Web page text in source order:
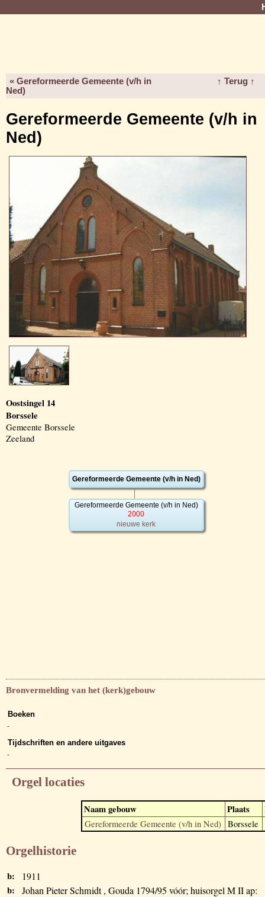
« Gereformeerde Gemeente (v/h in
Ned)
↑ Terug ↑
Gereformeerde Gemeente (v/h in
Ned)
Oostsingel 14
Borssele
Gemeente Borssele
Zeeland
Gereformeerde Gemeente (v/h in Ned)
Gereformeerde Gemeente (v/h in Ned)
2000
nieuwe kerk
Bronvermelding van het (kerk)gebouw
Boeken
-
Tijdschriften en andere uitgaves
-
Orgel locaties
Naam gebouw Plaats
Gereformeerde Gemeente (v/h in Ned) Borssele
Orgelhistorie
b: 1911
b:
Johan Pieter Schmidt , Gouda 1794/95 vóór; huisorgel M II ap: